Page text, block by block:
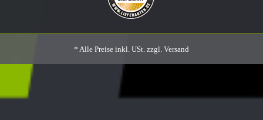
* Alle Preise inkl. USt. zzgl. Versand